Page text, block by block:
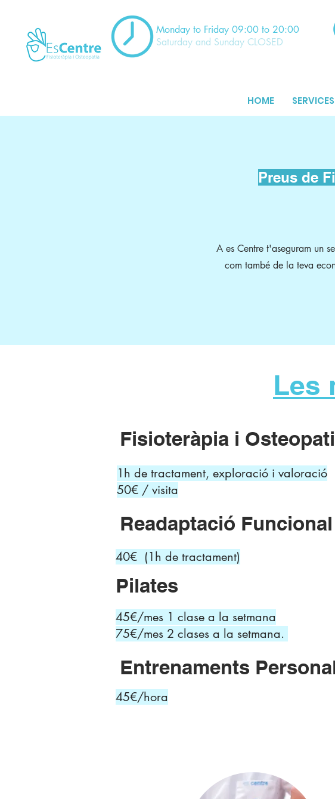
Monday to Friday 09:00 to 20:00
Saturday and Sunday CLOSED
HOME SERVICES
Preus de
A es Centre t'aseguram un
com també de la teva
Fisioteràpia i
1h de tractament, exploració i valoració
50€ / visita
Readaptació Funcional
40€ (1h de tractament)
Pilates
45€/mes 1 clase a la setmana
75€/mes 2 clases a la setmana.
Entrenaments
45€/hora
Les